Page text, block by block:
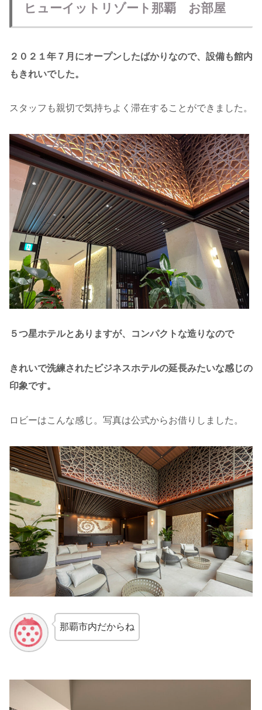
ヒューイットリゾート那覇 お部屋
２０２１年７月にオープンしたばかりなので、設備も館内
もきれいでした。
スタッフも親切で気持ちよく滞在することができました。
５つ星ホテルとありますが、コンパクトな造りなので
きれいで洗練されたビジネスホテルの延長みたいな感じの
印象です。
ロビーはこんな感じ。写真は公式からお借りしました。
那覇市内だからね